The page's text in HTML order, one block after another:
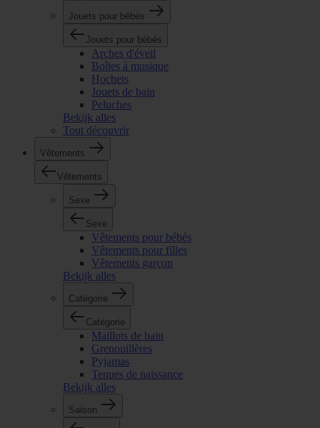
Jouets pour bébés
Jouets pour bébés
Arches d'éveil
Boîtes à musique
Hochets
Jouets de bain
Peluches
Bekijk alles
Tout découvrir
Vêtements
Vêtements
Sexe
Sexe
Vêtements pour bébés
Vêtements pour filles
Vêtements garçon
Bekijk alles
Catégorie
Catégorie
Maillots de bain
Grenouillères
Pyjamas
Tenues de naissance
Bekijk alles
Saison